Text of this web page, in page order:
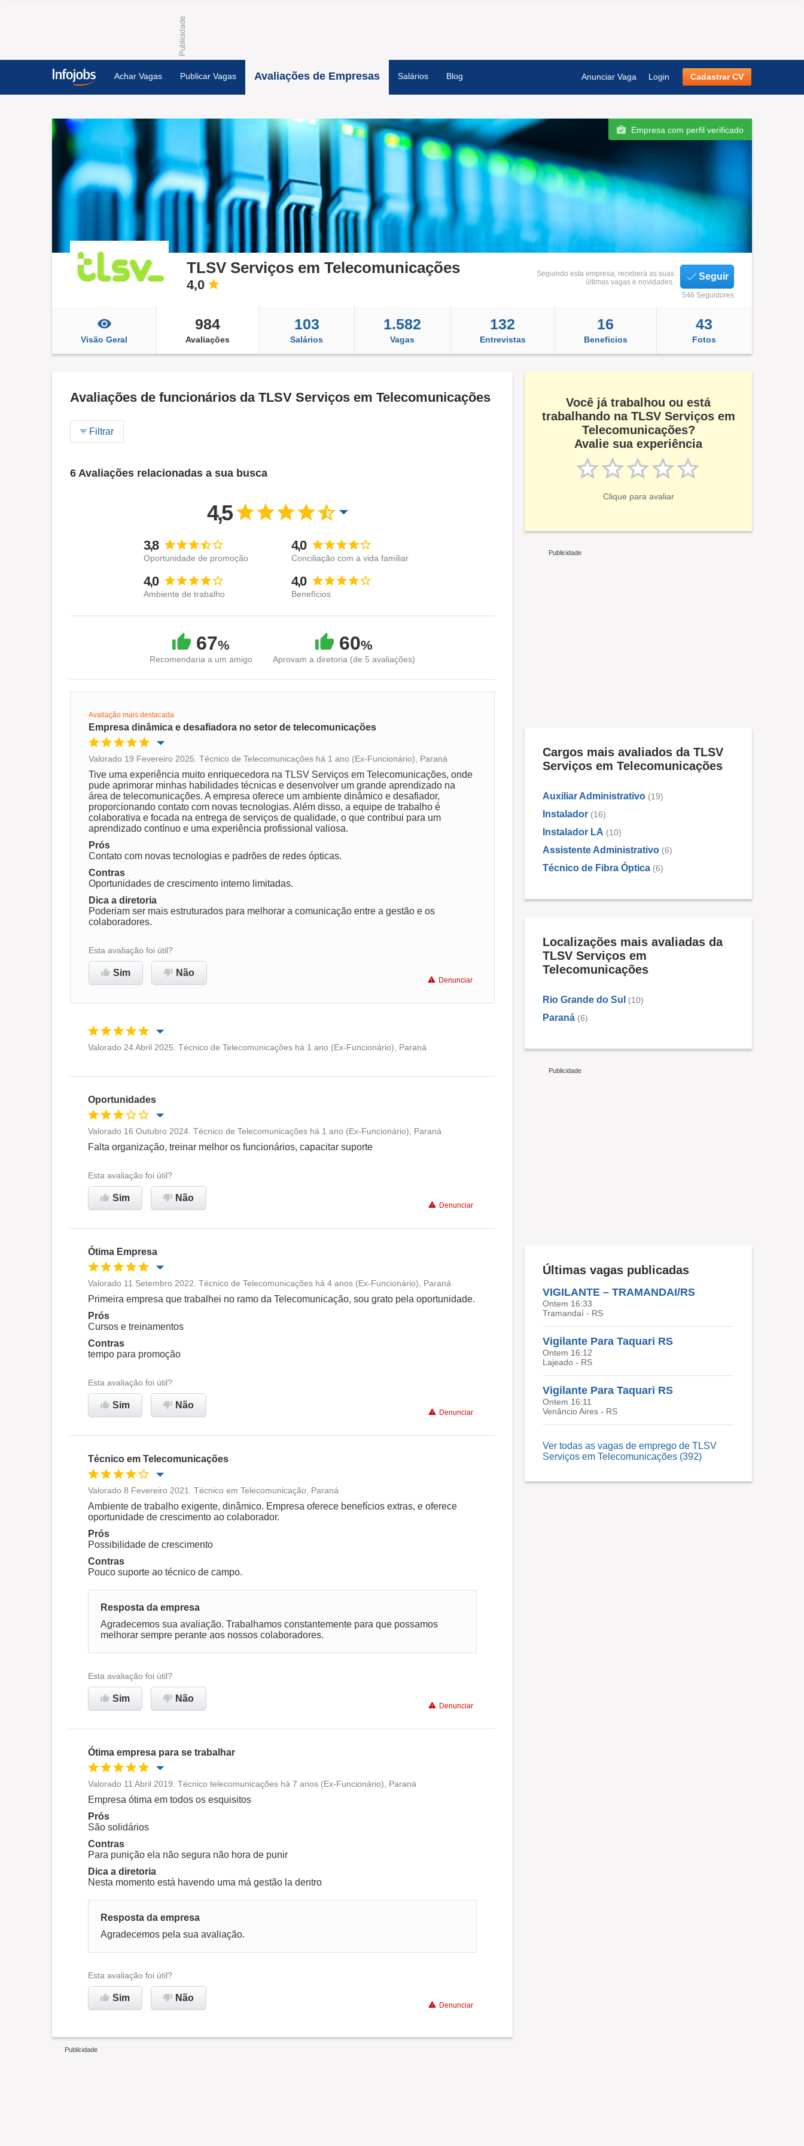
Achar Vagas Publicar Vagas Avaliações de Empresas Salários Blog Anunciar Vaga Login Cadastrar CV
Empresa com perfil verificado
TLSV Serviços em Telecomunicações
4,0
Seguindo esta empresa, receberá as suas
últimas vagas e novidades.
Seguir
546 Seguidores
Visão Geral
984
Avaliações
103
Salários
1.582
Vagas
132
Entrevistas
16
Beneficios
43
Fotos
Avaliações de funcionários da TLSV Serviços em Telecomunicações
Filtrar
6 Avaliações relacionadas a sua busca
4,5
3,8
Oportunidade de promoção
4,0
Conciliação com a vida familiar
4,0
Ambiente de trabalho
4,0
Benefícios
67%
Recomendaria a um amigo
60%
Aprovam a diretoria (de 5 avaliações)
Avaliação mais destacada
Empresa dinâmica e desafiadora no setor de telecomunicações
Oportunidade de promoção
Ambiente de trabalho
Conciliação com a vida familiar
Benefícios
empresa
Valorado 19 Fevereiro 2025. Técnico de Telecomunicações há 1 ano (Ex-Funcionário), Paraná
Tive uma experiência muito enriquecedora na TLSV Serviços em Telecomunicações, onde
pude aprimorar minhas habilidades técnicas e desenvolver um grande aprendizado na
área de telecomunicações. A empresa oferece um ambiente dinâmico e desafiador,
proporcionando contato com novas tecnologias. Além disso, a equipe de trabalho é
colaborativa e focada na entrega de serviços de qualidade, o que contribui para um
aprendizado contínuo e uma experiência profissional valiosa.
Prós
Contato com novas tecnologias e padrões de redes ópticas.
Contras
Oportunidades de crescimento interno limitadas.
Dica a diretoria
Poderiam ser mais estruturados para melhorar a comunicação entre a gestão e os
colaboradores.
Esta avaliação foi útil?
Sim Não
Denunciar
Valorado 24 Abril 2025. Técnico de Telecomunicações há 1 ano (Ex-Funcionário), Paraná
Oportunidades
Oportunidade de promoção
Ambiente de trabalho
Conciliação com a vida familiar
Não recomenda esta
Valorado 16 Outubro 2024. Técnico de Telecomunicações há 1 ano (Ex-Funcionário), Paraná
Falta organização, treinar melhor os funcionários, capacitar suporte
Esta avaliação foi útil?
Sim Não
Denunciar
Ótima Empresa
Oportunidade de promoção
Ambiente de trabalho
Conciliação com a vida familiar
Recomenda esta empresa
Valorado 11 Setembro 2022. Técnico de Telecomunicações há 4 anos (Ex-Funcionário), Paraná
Primeira empresa que trabalhei no ramo da Telecomunicação, sou grato pela oportunidade.
Prós
Cursos e treinamentos
Contras
tempo para promoção
Esta avaliação foi útil?
Sim Não
Denunciar
Técnico em Telecomunicações
Oportunidade de promoção
Ambiente de trabalho
Conciliação com a vida familiar
Recomenda esta empresa
Valorado 8 Fevereiro 2021. Técnico em Telecomunicação, Paraná
Ambiente de trabalho exigente, dinâmico. Empresa oferece benefícios extras, e oferece
oportunidade de crescimento ao colaborador.
Prós
Possibilidade de crescimento
Contras
Pouco suporte ao técnico de campo.
Resposta da empresa
Agradecemos sua avaliação. Trabalhamos constantemente para que possamos
melhorar sempre perante aos nossos colaboradores.
Esta avaliação foi útil?
Sim Não
Denunciar
Ótima empresa para se trabalhar
Oportunidade de promoção
Ambiente de trabalho
Recomenda esta empresa Não recomenda a diretoria
Valorado 11 Abril 2019. Técnico telecomunicações há 7 anos (Ex-Funcionário), Paraná
Empresa ótima em todos os esquisitos
Prós
São solidários
Contras
Para punição ela não segura não hora de punir
Dica a diretoria
Nesta momento está havendo uma má gestão la dentro
Resposta da empresa
Agradecemos pela sua avaliação.
Esta avaliação foi útil?
Sim Não
Denunciar
Você já trabalhou ou está
trabalhando na TLSV Serviços em
Telecomunicações?
Avalie sua experiência
Clique para avaliar
Cargos mais avaliados da TLSV
Serviços em Telecomunicações
Auxiliar Administrativo (19)
Instalador (16)
Instalador LA (10)
Assistente Administrativo (6)
Técnico de Fibra Óptica (6)
Localizações mais avaliadas da
TLSV Serviços em
Telecomunicações
Rio Grande do Sul (10)
Paraná (6)
Últimas vagas publicadas
VIGILANTE – TRAMANDAI/RS
Ontem 16:33
Tramandaí - RS
Vigilante Para Taquari RS
Ontem 16:12
Lajeado - RS
Vigilante Para Taquari RS
Ontem 16:11
Venâncio Aires - RS
Ver todas as vagas de emprego de TLSV
Serviços em Telecomunicações (392)